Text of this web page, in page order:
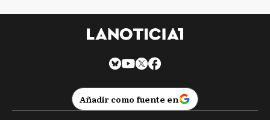
Añadir como fuente en